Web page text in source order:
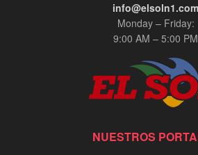
info@elsoln1.com
Monday – Friday:
9:00 AM – 5:00 PM
NUESTROS